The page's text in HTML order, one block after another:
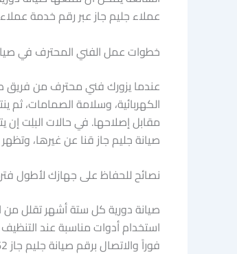
عملاء جليم جاز عبر رقم خدمة عملاء صيانة جليم جاز قنا 16062 لطلب فني مختص يتمتع بالخبرة
خطوات عمل الفني المحترف في
عندما يزورك فني محترف من فريق
الكهربائية، وسلامة الصمامات، ثم
مقابل إصلاحها. في حالات البلِت
صيانة جليم جاز قنا عن غيرها،
نصائح للحفاظ على جهازك لأطول
صيانة دورية كل ستة أشهر تقلل من
استخدام أدوات مناسبة عند